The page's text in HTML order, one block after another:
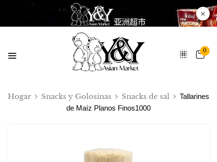
0
Hogar Snacks y Golosinas Snacks de sal
Tallarines
de Maíz Planos Finos1000